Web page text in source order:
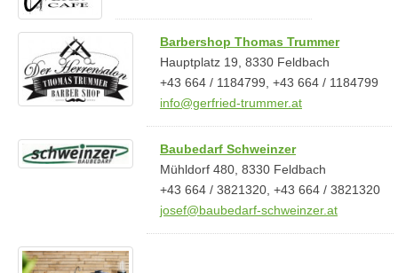
Barbershop Thomas Trummer
Hauptplatz 19, 8330 Feldbach
+43 664 / 1184799, +43 664 / 1184799
info@gerfried-trummer.at
Baubedarf Schweinzer
Mühldorf 480, 8330 Feldbach
+43 664 / 3821320, +43 664 / 3821320
josef@baubedarf-schweinzer.at